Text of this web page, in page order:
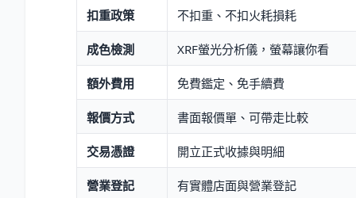
扣重政策 不扣重、不扣火耗損耗
成色檢測 XRF螢光分析儀，螢幕讓你看
額外費用 免費鑑定、免手續費
報價方式 書面報價單、可帶走比較
交易憑證 開立正式收據與明細
營業登記 有實體店面與營業登記